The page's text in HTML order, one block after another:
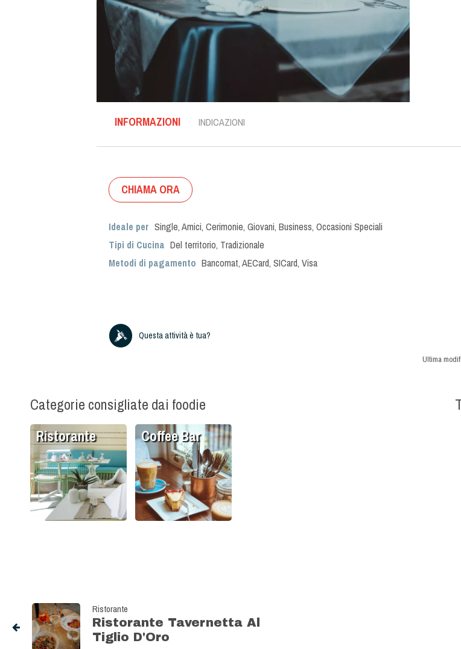
INFORMAZIONI INDICAZIONI
CHIAMA ORA
Ideale per Single,Amici, Cerimonie, Giovani, Business, Occasioni Speciali
Tipi di Cucina Del territorio, Tradizionale
Metodi di pagamento Bancomat, AECard, SICard, Visa
Questa attività è tua?
Ultima
Categorie consigliate dai foodie
Ristorante Coffee Bar
Ristorante
Ristorante Tavernetta Al
Tiglio D'Oro